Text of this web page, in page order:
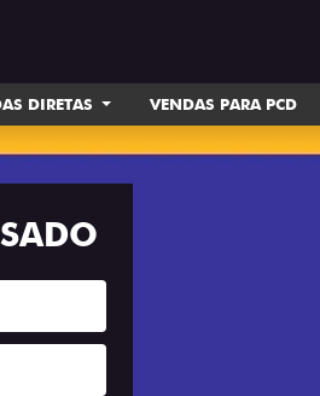
DIRETAS VENDAS PARA PCD